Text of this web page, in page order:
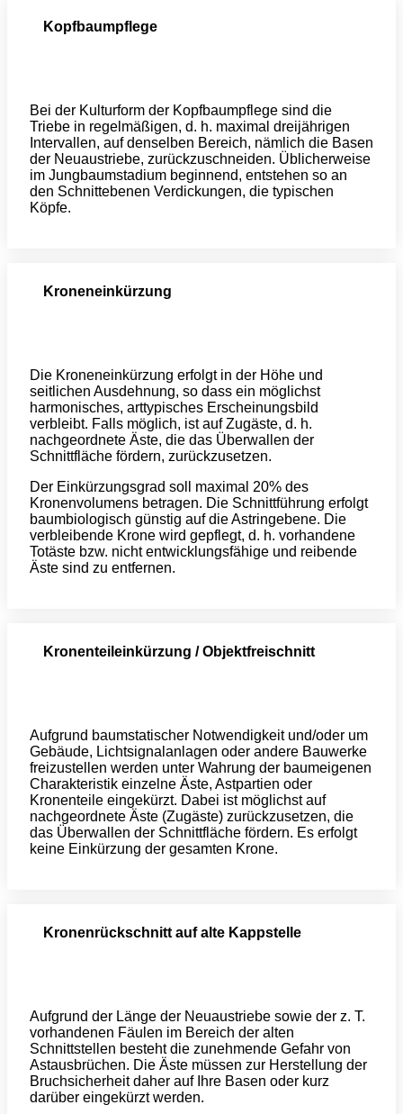
Kopfbaumpflege
Bei der Kulturform der Kopfbaumpflege sind die
Triebe in regelmäßigen, d. h. maximal dreijährigen
Intervallen, auf denselben Bereich, nämlich die Basen
der Neuaustriebe, zurückzuschneiden. Üblicherweise
im Jungbaumstadium beginnend, entstehen so an
den Schnittebenen Verdickungen, die typischen
Köpfe.
Kroneneinkürzung
Die Kroneneinkürzung erfolgt in der Höhe und
seitlichen Ausdehnung, so dass ein möglichst
harmonisches, arttypisches Erscheinungsbild
verbleibt. Falls möglich, ist auf Zugäste, d. h.
nachgeordnete Äste, die das Überwallen der
Schnittfläche fördern, zurückzusetzen.
Der Einkürzungsgrad soll maximal 20% des
Kronenvolumens betragen. Die Schnittführung erfolgt
baumbiologisch günstig auf die Astringebene. Die
verbleibende Krone wird gepflegt, d. h. vorhandene
Totäste bzw. nicht entwicklungsfähige und reibende
Äste sind zu entfernen.
Kronenteileinkürzung / Objektfreischnitt
Aufgrund baumstatischer Notwendigkeit und/oder um
Gebäude, Lichtsignalanlagen oder andere Bauwerke
freizustellen werden unter Wahrung der baumeigenen
Charakteristik einzelne Äste, Astpartien oder
Kronenteile eingekürzt. Dabei ist möglichst auf
nachgeordnete Äste (Zugäste) zurückzusetzen, die
das Überwallen der Schnittfläche fördern. Es erfolgt
keine Einkürzung der gesamten Krone.
Kronenrückschnitt auf alte Kappstelle
Aufgrund der Länge der Neuaustriebe sowie der z. T.
vorhandenen Fäulen im Bereich der alten
Schnittstellen besteht die zunehmende Gefahr von
Astausbrüchen. Die Äste müssen zur Herstellung der
Bruchsicherheit daher auf Ihre Basen oder kurz
darüber eingekürzt werden.